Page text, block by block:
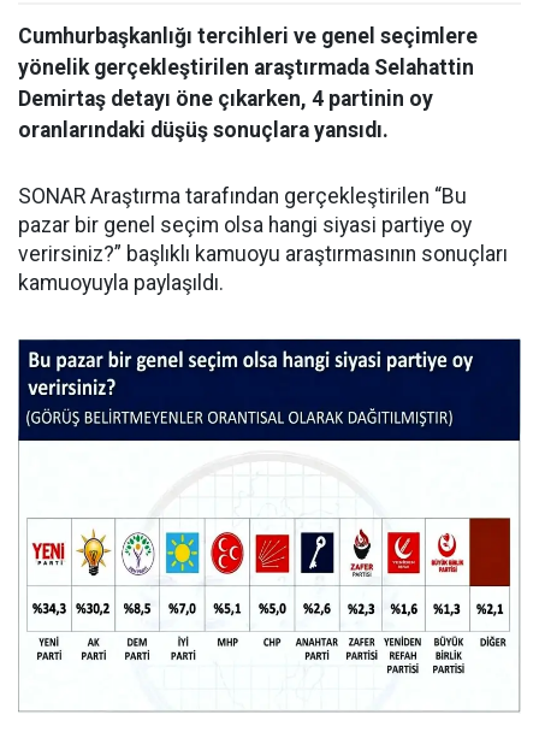
Cumhurbaşkanlığı tercihleri ve genel seçimlere
yönelik gerçekleştirilen araştırmada Selahattin
Demirtaş detayı öne çıkarken, 4 partinin oy
oranlarındaki düşüş sonuçlara yansıdı.
SONAR Araştırma tarafından gerçekleştirilen “Bu
pazar bir genel seçim olsa hangi siyasi partiye oy
verirsiniz?” başlıklı kamuoyu araştırmasının sonuçları
kamuoyuyla paylaşıldı.